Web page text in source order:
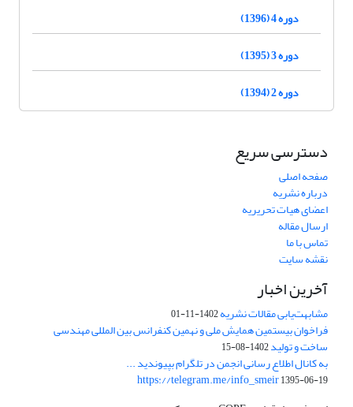
دوره 4 (1396)
دوره 3 (1395)
دوره 2 (1394)
دسترسی سریع
صفحه اصلی
درباره نشریه
اعضای هیات تحریریه
ارسال مقاله
تماس با ما
نقشه سایت
آخرین اخبار
مشابهت‌یابی مقالات نشریه1402-11-01
فراخوان بیستمین همایش ملی و نهمین کنفرانس بین المللی مهندسی
ساخت و تولید1402-08-15
به کانال اطلاع رسانی انجمن در تلگرام بپیوندید ...
https://telegram.me/info_smeir1395-06-19